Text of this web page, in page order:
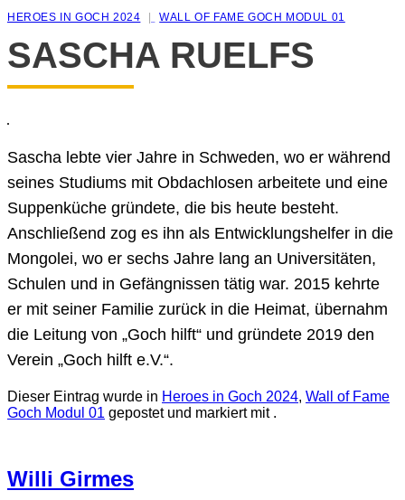
HEROES IN GOCH 2024 WALL OF FAME GOCH MODUL 01
SASCHA RUELFS
Sascha lebte vier Jahre in Schweden, wo er während
seines Studiums mit Obdachlosen arbeitete und eine
Suppenküche gründete, die bis heute besteht.
Anschließend zog es ihn als Entwicklungshelfer in die
Mongolei, wo er sechs Jahre lang an Universitäten,
Schulen und in Gefängnissen tätig war. 2015 kehrte
er mit seiner Familie zurück in die Heimat, übernahm
die Leitung von „Goch hilft“ und gründete 2019 den
Verein „Goch hilft e.V.“.
Dieser Eintrag wurde in Heroes in Goch 2024, Wall of Fame
Goch Modul 01 gepostet und markiert mit .
Willi Girmes